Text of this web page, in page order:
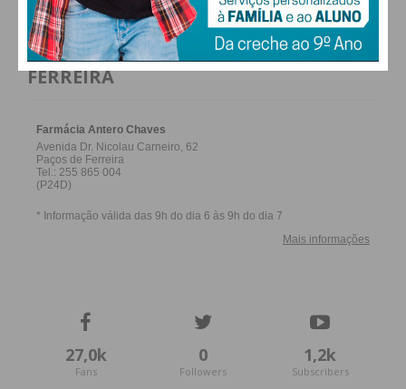
FARMACIAS DE SERVIÇO EM PAÇOS DE
FERREIRA
27,0k
Fans
0
Followers
1,2k
Subscribers